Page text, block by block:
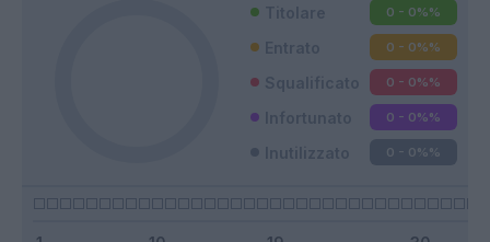
0 - 0%%
0 - 0%%
0 - 0%%
0 - 0%%
0 - 0%%